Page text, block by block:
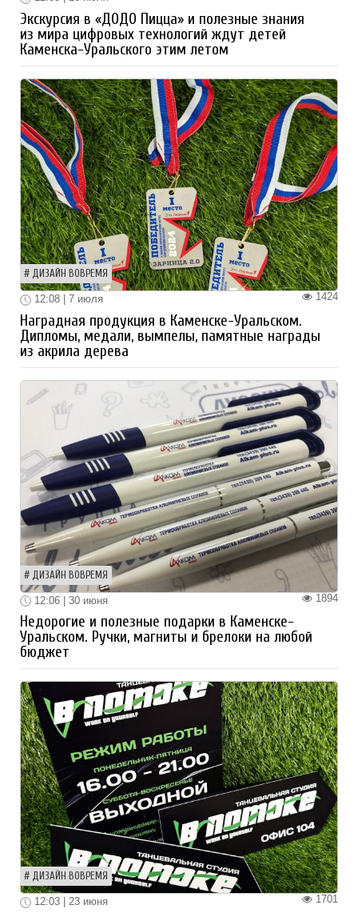
Экскурсия в «ДОДО Пицца» и полезные знания
из мира цифровых технологий ждут детей
Каменска-Уральского этим летом
ДИЗАЙН ВОВРЕМЯ
1424
12:08 | 7 июля
Наградная продукция в Каменске-Уральском.
Дипломы, медали, вымпелы, памятные награды
из акрила дерева
ДИЗАЙН ВОВРЕМЯ
1894
12:06 | 30 июня
Недорогие и полезные подарки в Каменске-
Уральском. Ручки, магниты и брелоки на любой
бюджет
ДИЗАЙН ВОВРЕМЯ
1701
12:03 | 23 июня